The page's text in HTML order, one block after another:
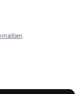
mailben.